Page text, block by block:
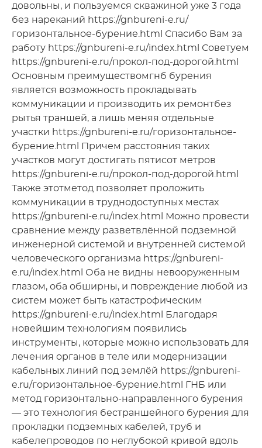
довольны, и пользуемся скважиной уже 3 года
без нареканий https://gnbureni-e.ru/
горизонтальное-бурение.html Спасибо Вам за
работу https://gnbureni-e.ru/index.html Советуем
https://gnbureni-e.ru/прокол-под-дорогой.html
Основным преимуществомгнб бурения
является возможность прокладывать
коммуникации и производить их ремонтбез
рытья траншей, а лишь меняя отдельные
участки https://gnbureni-e.ru/горизонтальное-
бурение.html Причем расстояния таких
участков могут достигать пятисот метров
https://gnbureni-e.ru/прокол-под-дорогой.html
Также этотметод позволяет проложить
коммуникации в труднодоступных местах
https://gnbureni-e.ru/index.html Можно провести
сравнение между разветвлённой подземной
инженерной системой и внутренней системой
человеческого организма https://gnbureni-
e.ru/index.html Оба не видны невооруженным
глазом, оба обширны, и повреждение любой из
систем может быть катастрофическим
https://gnbureni-e.ru/index.html Благодаря
новейшим технологиям появились
инструменты, которые можно использовать для
лечения органов в теле или модернизации
кабельных линий под землёй https://gnbureni-
e.ru/горизонтальное-бурение.html ГНБ или
метод горизонтально-направленного бурения
— это технология бестраншейного бурения для
прокладки подземных кабелей, труб и
кабелепроводов по неглубокой кривой вдоль